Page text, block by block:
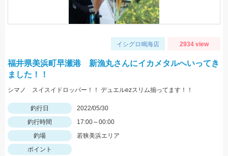
イシグロ鳴海店 2934 view
福井県美浜町早瀬港 新漁丸さんにイカメタルへいってき
ました！！
シマノ スイスイドロッパー！！ デュエルezスリム揃ってます！！
釣行日
2022/05/30
釣行時間
17:00～00:00
釣場
若狭美浜エリア
ポイント